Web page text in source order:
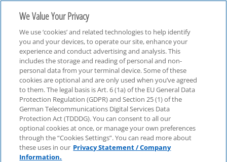
ESG
We Value Your Privacy
We use ‘cookies’ and related technologies to help identify
you and your devices, to operate our site, enhance your
experience and conduct advertising and analysis. This
includes the storage and reading of personal and non-
personal data from your terminal device. Some of these
cookies are optional and are only used when you’ve agreed
to them. The legal basis is Art. 6 (1a) of the EU General Data
Protection Regulation (GDPR) and Section 25 (1) of the
German Telecommunications Digital Services Data
Protection Act (TDDDG). You can consent to all our
optional cookies at once, or manage your own preferences
through the “Cookies Settings”. You can read more about
these uses in our Privacy Statement / Company
Information.